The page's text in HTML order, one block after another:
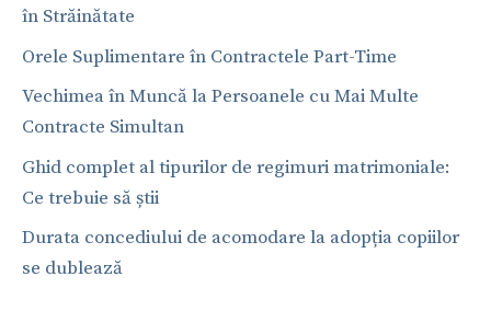
în Străinătate
Orele Suplimentare în Contractele Part-Time
Vechimea în Muncă la Persoanele cu Mai Multe
Contracte Simultan
Ghid complet al tipurilor de regimuri matrimoniale:
Ce trebuie să știi
Durata concediului de acomodare la adopția copiilor
se dublează